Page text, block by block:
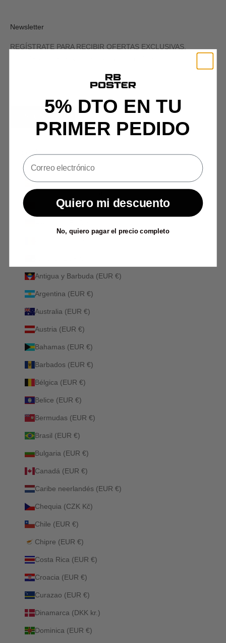
Newsletter
REGÍSTRATE PARA RECIBIR OFERTAS EXCLUSIVAS,
España (EUR €)
Albania (ALL L)
Antigua y Barbuda (EUR €)
Argentina (EUR €)
Australia (EUR €)
Austria (EUR €)
Bahamas (EUR €)
Barbados (EUR €)
Bélgica (EUR €)
Belice (EUR €)
Bermudas (EUR €)
Brasil (EUR €)
Bulgaria (EUR €)
Canadá (EUR €)
Caribe neerlandés (EUR €)
Chequia (CZK Kč)
Chile (EUR €)
Chipre (EUR €)
Costa Rica (EUR €)
Croacia (EUR €)
Curazao (EUR €)
Dinamarca (DKK kr.)
Dominica (EUR €)
5% DTO EN TU
PRIMER PEDIDO
Quiero mi descuento
No, quiero pagar el precio completo